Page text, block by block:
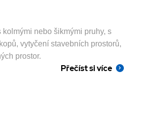
nebo šikmými pruhy, s
vytyčení stavebních prostorů,
prostor.
Přečíst si více